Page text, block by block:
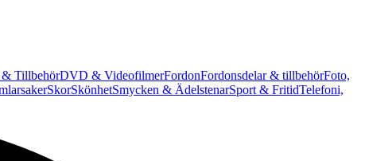
& TillbehörDVD & VideofilmerFordonFordonsdelar & tillbehörFoto,
SkorSkönhetSmycken & ÄdelstenarSport & FritidTelefoni,